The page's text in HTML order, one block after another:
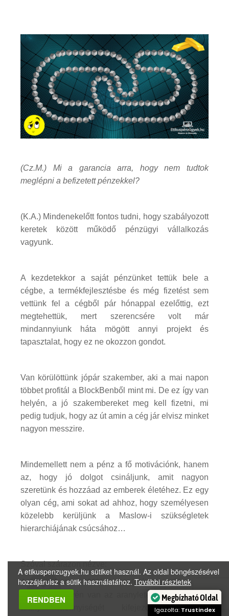
(Cz.M.) Mi a garancia arra, hogy nem tudtok
meglépni a befizetett pénzekkel?
(K.A.) Mindenekelőtt fontos tudni, hogy szabályozott
keretek között működő pénzügyi vállalkozás
vagyunk.
A kezdetekkor a saját pénzünket tettük bele a
cégbe, a termékfejlesztésbe és még fizetést sem
vettünk fel a cégből pár hónappal ezelőttig, ezt
megtehettük, mert szerencsére volt már
mindannyiunk háta mögött annyi projekt és
tapasztalat, hogy ez ne okozzon gondot.
Van körülöttünk jópár szakember, aki a mai napon
többet profitál a BlockBenből mint mi. De ez így van
helyén, a jó szakembereket meg kell fizetni, mi
pedig tudjuk, hogy az út amin a cég jár elvisz minket
nagyon messzire.
Mindemellett nem a pénz a fő motivációnk, hanem
az, hogy jó dolgot csináljunk, amit nagyon
szeretünk és hozzáad az emberek életéhez. Ez egy
olyan cég, ami sokat ad ahhoz, hogy személyesen
közelebb kerüljünk a Maslow-i szükségletek
hierarchiájának csúcsához…
Szóval szárazon nézve:
A BlockNote -100% aranyletét- esetében az
ügyfeleink nevén van az aranyletéti számla és az
arany mennyiségét kifejező kriptovaluta
A etikuspenzugyek.hu sütiket használ. Az oldal böngészésével
hozzájárulsz a sütik használatához. További részletek
RENDBEN Megbízható Oldal
Igazolta: Trustindex